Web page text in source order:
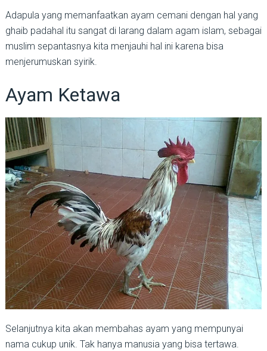
Adapula yang memanfaatkan ayam cemani dengan hal yang
ghaib padahal itu sangat di larang dalam agam islam, sebagai
muslim sepantasnya kita menjauhi hal ini karena bisa
menjerumuskan syirik.
Ayam Ketawa
Selanjutnya kita akan membahas ayam yang mempunyai
nama cukup unik. Tak hanya manusia yang bisa tertawa.